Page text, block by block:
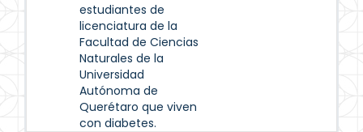
estudiantes de
licenciatura de la
Facultad de Ciencias
Naturales de la
Universidad
Autónoma de
Querétaro que viven
con diabetes.